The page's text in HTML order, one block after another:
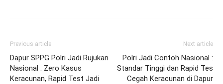
Previous article
Dapur SPPG Polri Jadi Rujukan
Nasional : Zero Kasus
Keracunan, Rapid Test Jadi
Next article
Polri Jadi Contoh Nasional :
Standar Tinggi dan Rapid Tes
Cegah Keracunan di Dapur